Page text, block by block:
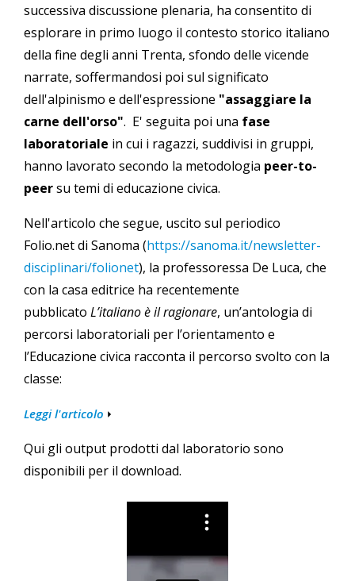
successiva discussione plenaria, ha consentito di
esplorare in primo luogo il contesto storico italiano
della fine degli anni Trenta, sfondo delle vicende
narrate, soffermandosi poi sul significato
dell'alpinismo e dell'espressione "assaggiare la
carne dell'orso". E' seguita poi una fase
laboratoriale in cui i ragazzi, suddivisi in gruppi,
hanno lavorato secondo la metodologia peer-to-
peersu temi di educazione civica.
Nell'articolo che segue, uscito sul periodico
Folio.net di Sanoma (https://sanoma.it/newsletter-
disciplinari/folionet), la professoressa De Luca, che
con la casa editrice ha recentemente
pubblicato L’italiano è il ragionare, un’antologia di
percorsi laboratoriali per l’orientamento e
l’Educazione civica racconta il percorso svolto con la
classe:
Leggi l'articolo
Qui gli output prodotti dal laboratorio sono
disponibili per il download.